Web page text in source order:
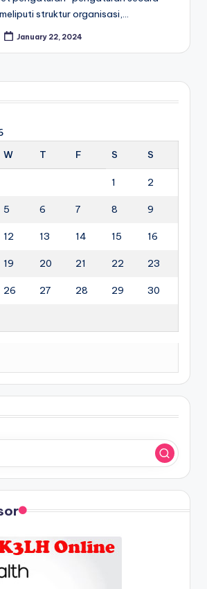
struktur organisasi,…
January 22, 2024
W T F S S
1 2
5 6 7 8 9
12 13 14 15 16
19 20 21 22 23
26 27 28 29 30